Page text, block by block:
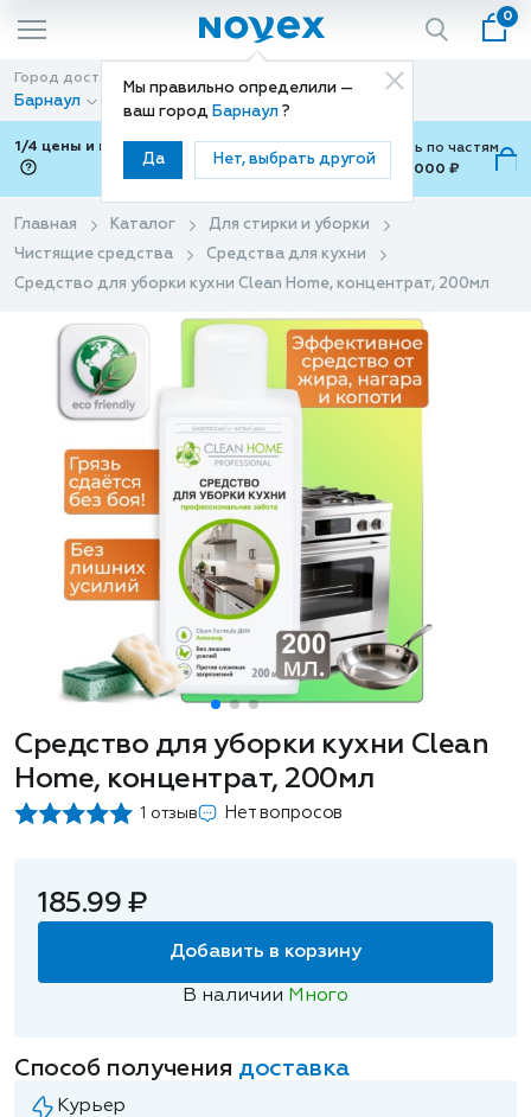
Мы правильно определили —
ваш город Барнаул ?
Да Нет, выбрать другой
0
Город доставки
Барнаул
Способ доставки
Доставка
1/4 цены и покупки ваши с Подели
Можно оплатить по частям
от 700 ₽ до 15,000 ₽
Главная Каталог
Для стирки и уборки
Чистящие средства
Средства для кухни
Средство для уборки кухни Clean Home, концентрат, 200мл
Средство для уборки кухни Clean
Home, концентрат, 200мл
1 отзыв Нет вопросов
185.99 ₽
Добавить в корзину
В наличии Много
Способ получения доставка
Курьер